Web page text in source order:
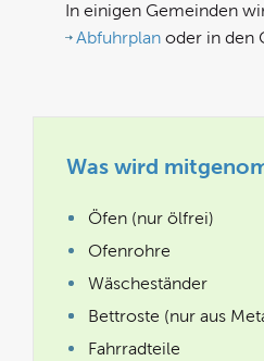
In einigen Gemeinden
Abfuhrplan oder in den
Was wird
Öfen (nur ölfrei)
Ofenrohre
Wäscheständer
Bettroste (nur aus
Fahrradteile